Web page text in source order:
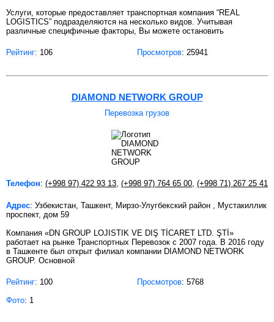
Услуги, которые предоставляет транспортная компания “REAL
LOGISTICS” подразделяются на несколько видов. Учитывая
различные специфичные факторы, Вы можете остановить
Рейтинг: 106 Просмотров: 25941
DIAMOND NETWORK GROUP
Перевозка грузов
Телефон: (+998 97) 422 93 13 (+998 97) 764 65 00 (+998 71) 267 25 41
Адрес: Узбекистан, Ташкент, Мирзо-Улугбекский район , Мустакиллик
проспект, дом 59
Компания «DN GROUP LOJISTIK VE DIŞ TİCARET LTD. ŞTİ»
работает на рынке Транспортных Перевозок с 2007 года. В 2016 году
в Ташкенте был открыт филиал компании DIAMOND NETWORK
GROUP. Основной
Рейтинг: 100 Просмотров: 5768
Фото: 1